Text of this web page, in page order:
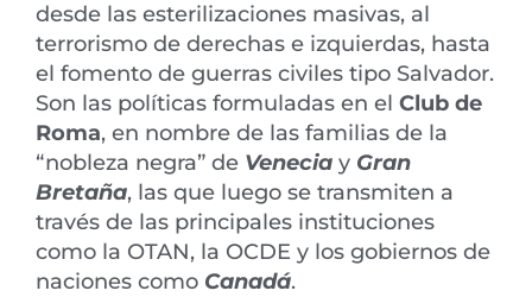
desde las esterilizaciones masivas, al
terrorismo de derechas e izquierdas, hasta
el fomento de guerras civiles tipo Salvador.
Son las políticas formuladas en el Club de
Roma, en nombre de las familias de la
“nobleza negra” de Venecia y Gran
Bretaña, las que luego se transmiten a
través de las principales instituciones
como la OTAN, la OCDE y los gobiernos de
naciones como Canadá.